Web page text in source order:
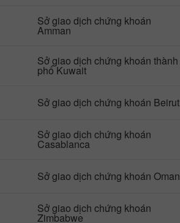
Sở giao dịch chứng khoán
Amman
Sở giao dịch chứng khoán thành
phố Kuwait
Sở giao dịch chứng khoán Beirut
Sở giao dịch chứng khoán
Casablanca
Sở giao dịch chứng khoán Oman
Sở giao dịch chứng khoán
Zimbabwe